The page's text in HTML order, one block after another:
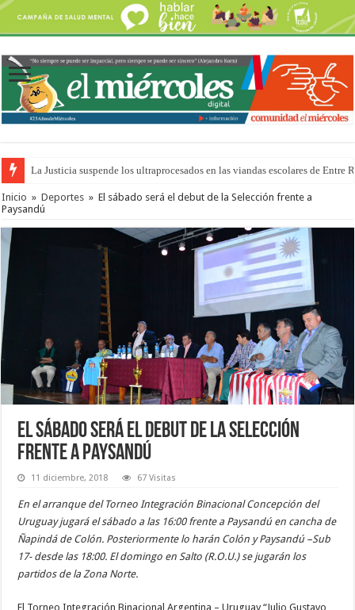
La Justicia suspende los ultraprocesados en las viandas escolares de Entre
Se presentará la obra “La Runfla de los Macanos”
Inicio » Deportes » El sábado será el debut de la Selección frente a
Paysandú
El sábado será el debut de la Selección
frente a Paysandú
11 diciembre, 2018 67 Visitas
En el arranque del Torneo Integración Binacional Concepción del
Uruguay jugará el sábado a las 16:00 frente a Paysandú en cancha de
Ñapindá de Colón. Posteriormente lo harán Colón y Paysandú –Sub
17- desde las 18:00. El domingo en Salto (R.O.U.) se jugarán los
partidos de la Zona Norte.
El Torneo Integración Binacional Argentina – Uruguay “Julio Gustavo